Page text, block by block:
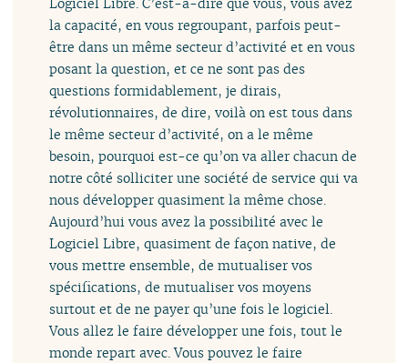
Logiciel Libre. C’est-à-dire que vous, vous avez
la capacité, en vous regroupant, parfois peut-
être dans un même secteur d’activité et en vous
posant la question, et ce ne sont pas des
questions formidablement, je dirais,
révolutionnaires, de dire, voilà on est tous dans
le même secteur d’activité, on a le même
besoin, pourquoi est-ce qu’on va aller chacun de
notre côté solliciter une société de service qui va
nous développer quasiment la même chose.
Aujourd’hui vous avez la possibilité avec le
Logiciel Libre, quasiment de façon native, de
vous mettre ensemble, de mutualiser vos
spécifications, de mutualiser vos moyens
surtout et de ne payer qu’une fois le logiciel.
Vous allez le faire développer une fois, tout le
monde repart avec. Vous pouvez le faire